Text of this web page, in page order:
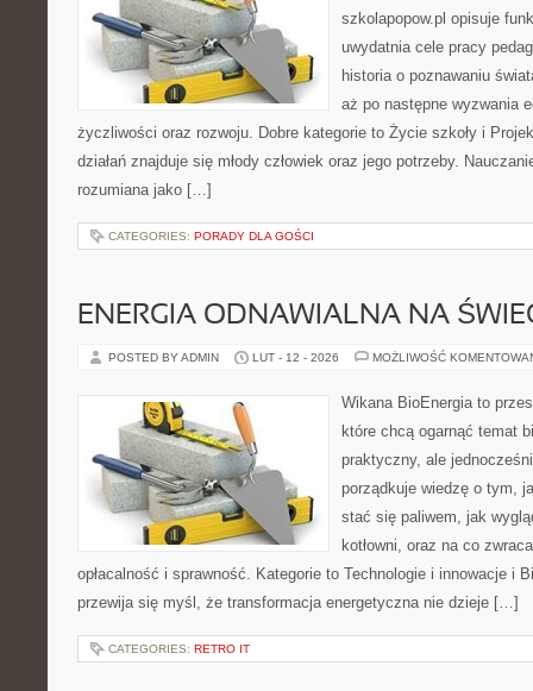
szkolapopow.pl opisuje
uwydatnia cele pracy
historia o poznawaniu
aż po następne wyzwania
życzliwości oraz rozwoju. Dobre kategorie to Życie szkoły i
działań znajduje się młody człowiek oraz jego potrzeby.
rozumiana jako […]
CATEGORIES: PORADY DLA GOŚCI
ENERGIA ODNAWIALNA NA
POSTED BY ADMIN LUT - 12 - 2026 MOŻLIWOŚĆ
Wikana BioEnergia to
które chcą ogarnąć temat
praktyczny, ale
porządkuje wiedzę o tym,
stać się paliwem, jak
kotłowni, oraz na co
opłacalność i sprawność. Kategorie to Technologie i innowacje i
przewija się myśl, że transformacja energetyczna nie dzieje […]
CATEGORIES: RETRO IT